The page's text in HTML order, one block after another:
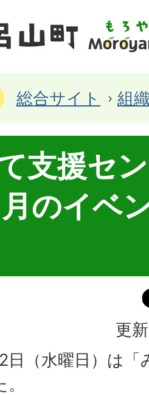
総合サイト 組
支援セ
のイベ
更
日（水曜日）は